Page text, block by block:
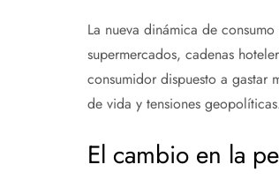
La nueva dinámica de
supermercados, cadenas
consumidor dispuesto a
de vida y tensiones
El cambio en la